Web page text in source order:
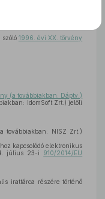
szóló 1996. évi XX. törvény
(a továbbiakban: Dáptv.)
IdomSoft Zrt.) jelöli
továbbiakban: NISZ Zrt.)
kapcsolódó elektronikus
július 23-i 910/2014/EU
irattárca részére történő